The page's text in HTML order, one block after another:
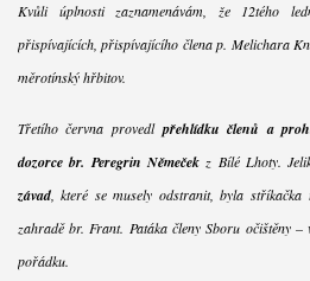
Kvůli úplnosti zaznamenávám, že 12tého
přispívajících, přispívajícího člena p. Melichara
měrotínský hřbitov.
Třetího června provedl přehlídku členů a
dozorce br. Peregrin Němečekz Bílé Lhoty.
závad, které se musely odstranit, byla
zahradě br. Frant. Patáka členy Sboru očištěny –
pořádku.